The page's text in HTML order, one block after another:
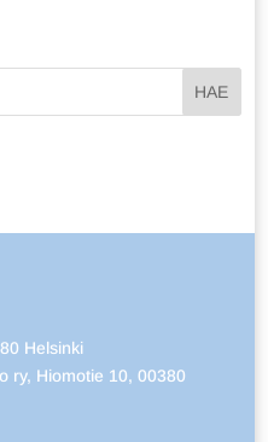
Helsinki
ry, Hiomotie 10, 00380